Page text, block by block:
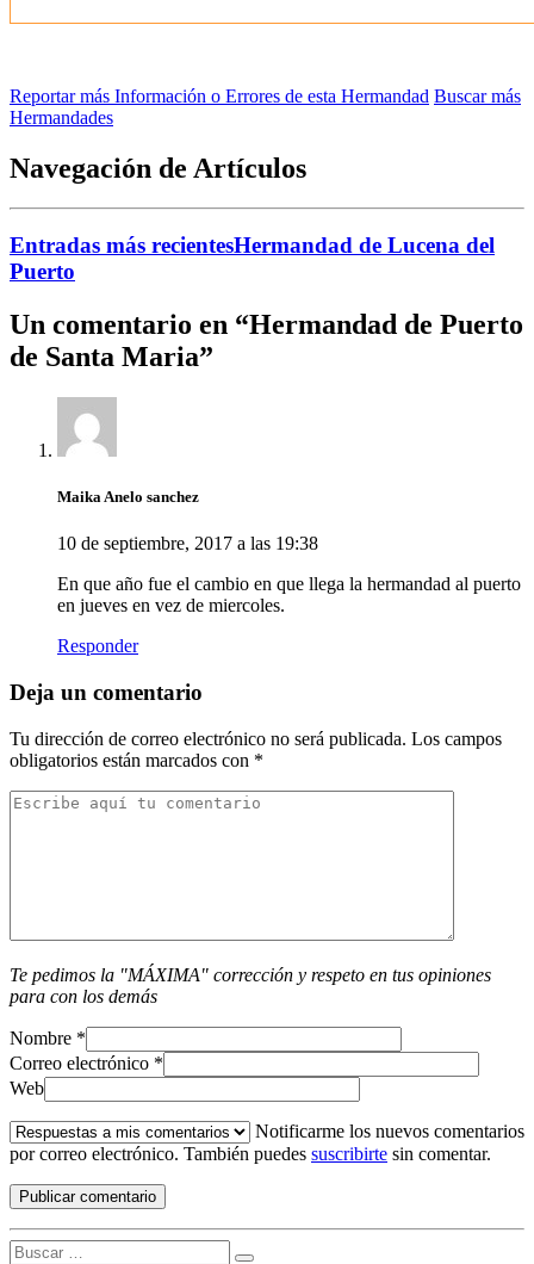
Reportar más Información o Errores de esta Hermandad Buscar más
Hermandades
Navegación de Artículos
Entradas más recientesHermandad de Lucena del
Puerto
Un comentario en “Hermandad de Puerto
de Santa Maria”
Maika Anelo sanchez
10 de septiembre, 2017 a las 19:38
En que año fue el cambio en que llega la hermandad al puerto
en jueves en vez de miercoles.
Responder
Deja un comentario
Tu dirección de correo electrónico no será publicada. Los campos
obligatorios están marcados con *
Te pedimos la "MÁXIMA" corrección y respeto en tus opiniones
para con los demás
Nombre *
Correo electrónico *
Web
Notificarme los nuevos comentarios
por correo electrónico. También puedes suscribirte sin comentar.